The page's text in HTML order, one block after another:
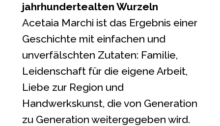
jahrhundertealten Wurzeln
Acetaia Marchi ist das Ergebnis einer
Geschichte mit einfachen und
unverfälschten Zutaten: Familie,
Leidenschaft für die eigene Arbeit,
Liebe zur Region und
Handwerkskunst, die von Generation
zu Generation weitergegeben wird.